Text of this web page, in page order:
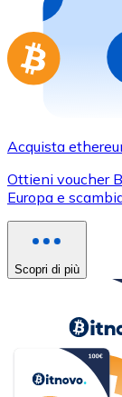
Acquista
Ottieni voucher
Europa e
Scopri di più